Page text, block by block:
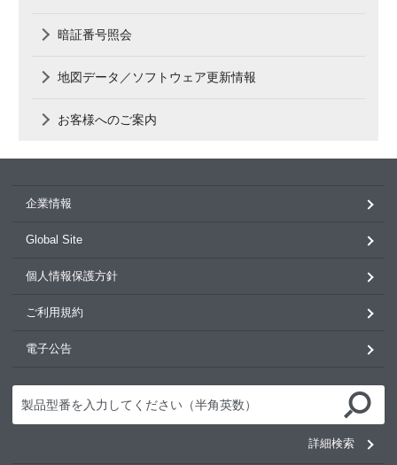
暗証番号照会
地図データ／ソフトウェア更新情報
お客様へのご案内
企業情報
Global Site
個人情報保護方針
ご利用規約
電子公告
詳細検索